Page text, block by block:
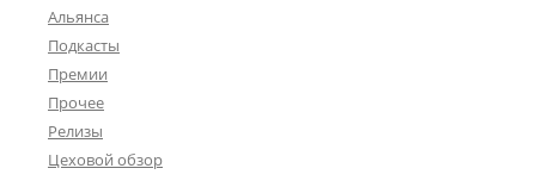
Альянса
Подкасты
Премии
Прочее
Релизы
Цеховой обзор